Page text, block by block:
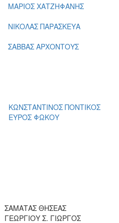
ΜΑΡΙΟΣ ΧΑΤΖΗΦΑΝΗΣ
ΝΙΚΟΛΑΣ ΠΑΡΑΣΚΕΥΑ
ΣΑΒΒΑΣ ΑΡΧΟΝΤΟΥΣ
ΚΩΝΣΤΑΝΤΙΝΟΣ ΠΟΝΤΙΚΟΣ
ΕΥΡΟΣ ΦΩΚΟΥ
ΣΑΜΑΤΑΣ ΘΗΣΕΑΣ
ΓΕΩΡΓΙΟΥ Σ. ΓΙΩΡΓΟΣ